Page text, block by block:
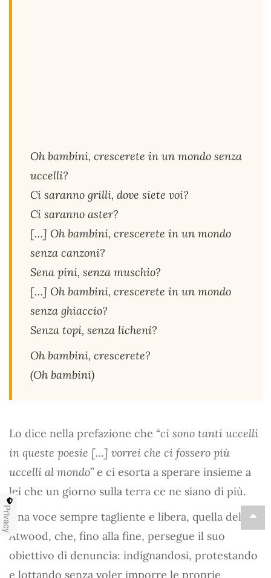
Oh bambini, crescerete in un mondo senza
uccelli?
Ci saranno grilli, dove siete voi?
Ci saranno aster?
[…] Oh bambini, crescerete in un mondo
senza canzoni?
Sena pini, senza muschio?
[…] Oh bambini, crescerete in un mondo
senza ghiaccio?
Senza topi, senza licheni?
Oh bambini, crescerete?
(Oh bambini)
Lo dice nella prefazione che “ci sono tanti uccelli
in queste poesie […] vorrei che ci fossero più
uccelli al mondo” e ci esorta a sperare insieme a
lei che un giorno sulla terra ce ne siano di più.
Una voce sempre tagliente e libera, quella della
Atwood, che, fino alla fine, persegue il suo
obiettivo di denuncia: indignandosi, protestando
e lottando senza voler imporre le proprie
Privacy